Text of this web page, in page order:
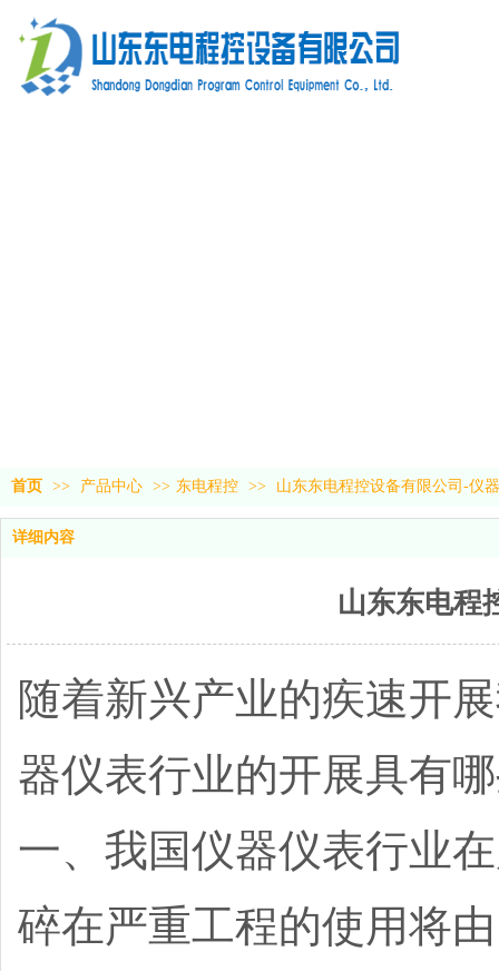
首页 >> 产品中心 >> 东电程控 >> 山东东电程控设备有限公司-仪
详细内容
山东东电程
随着新兴产业的疾速开
器仪表行业的开展具
一、我国仪器仪表行业
碎在严重工程的使用将